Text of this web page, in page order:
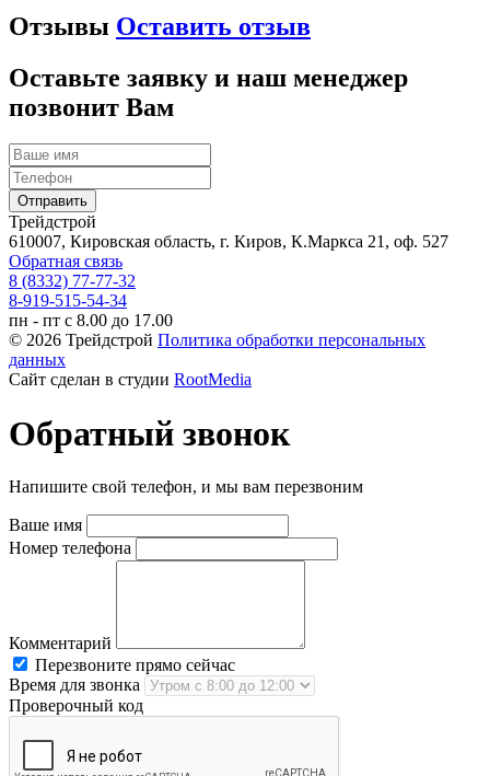
Отзывы Оставить отзыв
Оставьте заявку и наш менеджер
позвонит Вам
Трейдстрой
610007, Кировская область, г. Киров, К.Маркса 21, оф. 527
Обратная связь
8 (8332) 77-77-32
8-919-515-54-34
пн - пт с 8.00 до 17.00
© 2026 Трейдстрой Политика обработки персональных
данных
Сайт сделан в студии RootMedia
Обратный звонок
Напишите свой телефон, и мы вам перезвоним
Ваше имя
Номер телефона
Комментарий
Перезвоните прямо сейчас
Время для звонка
Проверочный код